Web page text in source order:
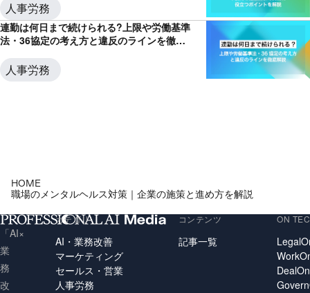
人事労務
連勤は何日まで続けられる?上限や労働基準
法・36協定の考え方と違反のラインを徹底
人事労務
HOME
職場のメンタルヘルス対策｜企業の施策と進め方を解説
「AI×
業
務
改
カテゴリ
AI・業務改善
マーケティング
セールス・営業
人事労務
コンテンツ
記事一覧
ON
DealOn